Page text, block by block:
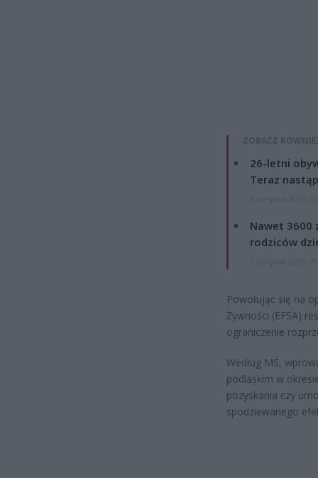
ZOBACZ
26-letni
Teraz
Nawet 3600
rodziców
Powołując się na
Żywności (EFSA)
ograniczenie
Według MŚ,
podlaskim w
pozyskania czy
spodziewanego